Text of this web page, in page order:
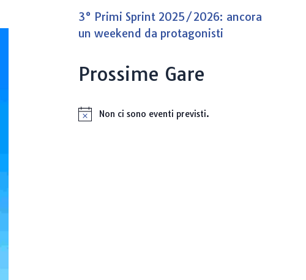
3° Primi Sprint 2025/2026: ancora
un weekend da protagonisti
Prossime Gare
N
Non ci sono eventi previsti.